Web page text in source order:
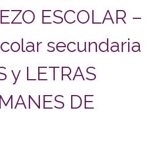
ESCOLAR –
secundaria
y LETRAS
DE